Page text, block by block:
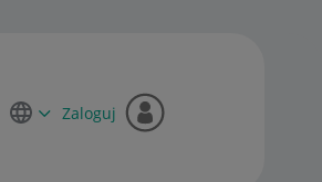
Zaloguj